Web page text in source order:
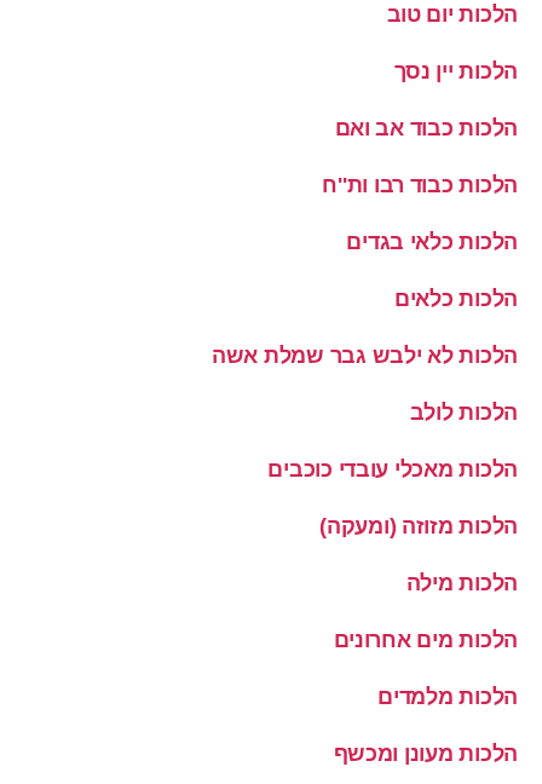
הלכות יום טוב
הלכות יין נסך
הלכות כבוד אב ואם
הלכות כבוד רבו ות''ח
הלכות כלאי בגדים
הלכות כלאים
הלכות לא ילבש גבר שמלת אשה
הלכות לולב
הלכות מאכלי עובדי כוכבים
הלכות מזוזה (ומעקה)
הלכות מילה
הלכות מים אחרונים
הלכות מלמדים
הלכות מעונן ומכשף